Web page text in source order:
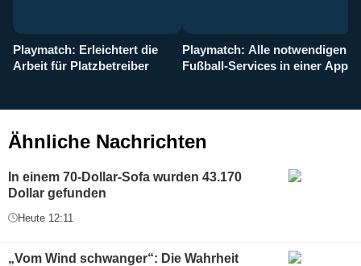
Playmatch: Erleichtert die
Arbeit für Platzbetreiber
Playmatch: Alle notwendigen
Fußball-Services in einer App
Ähnliche Nachrichten
In einem 70-Dollar-Sofa wurden 43.170
Dollar gefunden
Heute 12:11
„Vom Wind schwanger“: Die Wahrheit